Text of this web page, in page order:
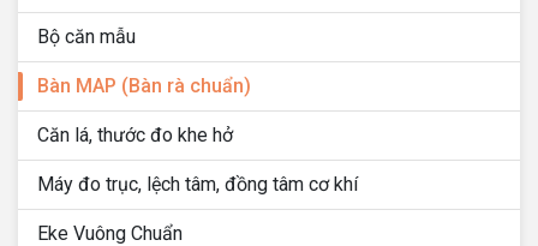
Bộ căn mẫu
Bàn MAP (Bàn rà chuẩn)
Căn lá, thước đo khe hở
Máy đo trục, lệch tâm, đồng tâm cơ khí
Eke Vuông Chuẩn